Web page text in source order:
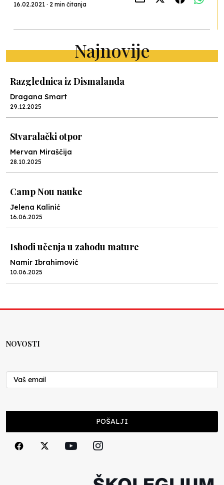
16.02.2021 · 2 min čitanja
Najnovije
Razglednica iz Dismalanda
Dragana Smart
29.12.2025
Stvaralački otpor
Mervan Miraščija
28.10.2025
Camp Nou nauke
Jelena Kalinić
16.06.2025
Ishodi učenja u zahodu mature
Namir Ibrahimović
10.06.2025
Nenad Veličković
29.10.2024
Cuke i djeca
NOVOSTI
POŠALJI